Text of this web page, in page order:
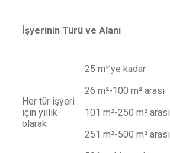
İşyerinin Türü ve Alanı
Her tür işyeri
için yıllık
olarak
25 m²’ye kadar
26 m²-100 m² arası
101 m²-250 m² arası
251 m²-500 m² arası